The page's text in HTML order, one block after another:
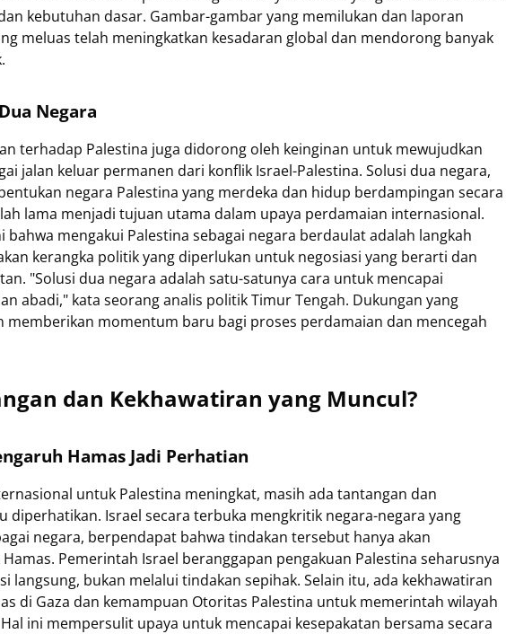
kebutuhan dasar. Gambar-gambar yang memilukan dan laporan
meluas telah meningkatkan kesadaran global dan mendorong banyak
Negara
terhadap Palestina juga didorong oleh keinginan untuk mewujudkan
jalan keluar permanen dari konflik Israel-Palestina. Solusi dua negara,
negara Palestina yang merdeka dan hidup berdampingan secara
lama menjadi tujuan utama dalam upaya perdamaian internasional.
bahwa mengakui Palestina sebagai negara berdaulat adalah langkah
kerangka politik yang diperlukan untuk negosiasi yang berarti dan
"Solusi dua negara adalah satu-satunya cara untuk mencapai
abadi," kata seorang analis politik Timur Tengah. Dukungan yang
memberikan momentum baru bagi proses perdamaian dan mencegah
dan Kekhawatiran yang Muncul?
Hamas Jadi Perhatian
untuk Palestina meningkat, masih ada tantangan dan
diperhatikan. Israel secara terbuka mengkritik negara-negara yang
negara, berpendapat bahwa tindakan tersebut hanya akan
Pemerintah Israel beranggapan pengakuan Palestina seharusnya
langsung, bukan melalui tindakan sepihak. Selain itu, ada kekhawatiran
di Gaza dan kemampuan Otoritas Palestina untuk memerintah wilayah
ini mempersulit upaya untuk mencapai kesepakatan bersama secara